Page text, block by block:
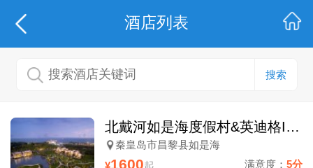
酒店列表
搜索
北戴河如是海度假村&英迪格Indigo酒店&如是公寓酒店
秦皇岛市昌黎县如是海
满意度： 5分
¥1600起